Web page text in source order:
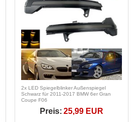
2x LED Spiegelblinker Außenspiegel
Schwarz für 2011-2017 BMW 6er Gran
Coupe F06
Preis: 25,99 EUR